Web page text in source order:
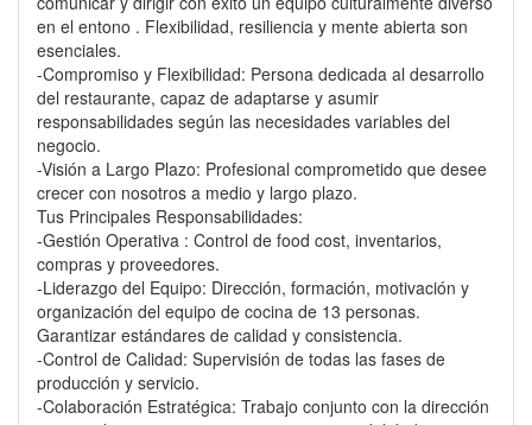
en el entono . Flexibilidad, resiliencia y mente abierta son
esenciales.
-Compromiso y Flexibilidad: Persona dedicada al desarrollo
del restaurante, capaz de adaptarse y asumir
responsabilidades según las necesidades variables del
negocio.
-Visión a Largo Plazo: Profesional comprometido que desee
crecer con nosotros a medio y largo plazo.
Tus Principales Responsabilidades:
-Gestión Operativa : Control de food cost, inventarios,
compras y proveedores.
-Liderazgo del Equipo: Dirección, formación, motivación y
organización del equipo de cocina de 13 personas.
Garantizar estándares de calidad y consistencia.
-Control de Calidad: Supervisión de todas las fases de
producción y servicio.
-Colaboración Estratégica: Trabajo conjunto con la dirección